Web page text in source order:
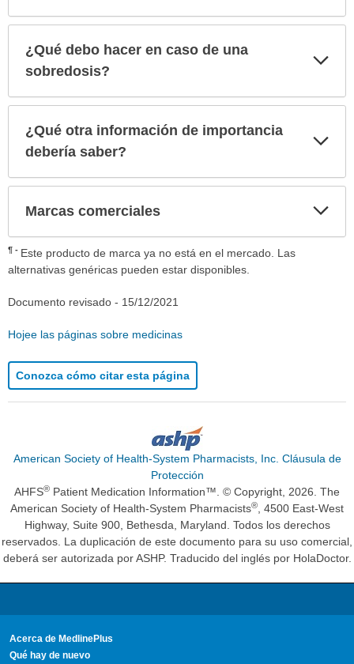
¿Qué debo hacer en caso de una
sobredosis?
¿Qué otra información de importancia
debería saber?
Marcas comerciales
¶
Este producto de marca ya no está en el mercado. Las
alternativas genéricas pueden estar disponibles.
Documento revisado - 15/12/2021
Hojee las páginas sobre medicinas
Conozca cómo citar esta página
American Society of Health-System Pharmacists, Inc. Cláusula de
Protección
AHFS® Patient Medication Information™. © Copyright, 2026. The
American Society of Health-System Pharmacists®, 4500 East-West
Highway, Suite 900, Bethesda, Maryland. Todos los derechos
reservados. La duplicación de este documento para su uso comercial,
deberá ser autorizada por ASHP. Traducido del inglés por HolaDoctor.
Acerca de MedlinePlus
Qué hay de nuevo